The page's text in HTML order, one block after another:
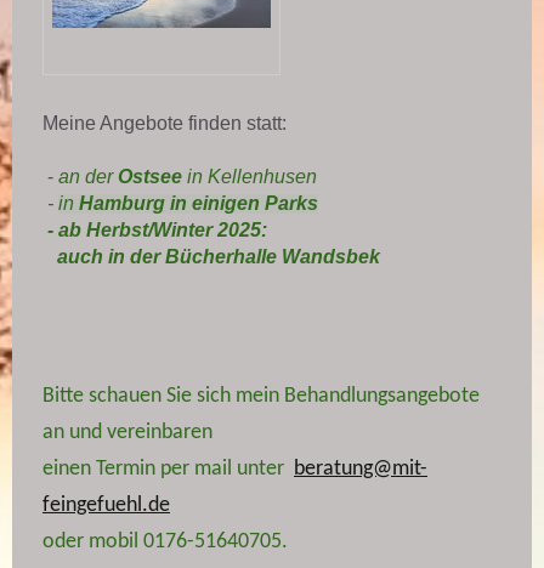
Meine Angebote finden statt:
- an derOstsee in Kellenhusen
- in Hamburg in einigen Parks
- ab Herbst/Winter 2025:
auch in der Bücherhalle Wandsbek
Bitte schauen Sie sich mein Behandlungsangebote
an und vereinbaren
einen Termin per mail unter beratung@mit-
feingefuehl.de
oder mobil 0176-51640705.